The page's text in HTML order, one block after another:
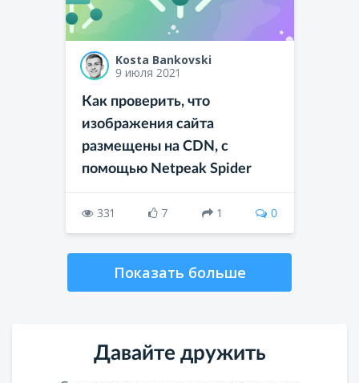
Kosta Bankovski
9 июля 2021
Как проверить, что
изображения сайта
размещены на CDN, с
помощью Netpeak Spider
331 7 1 0
Показать больше
Давайте дружить